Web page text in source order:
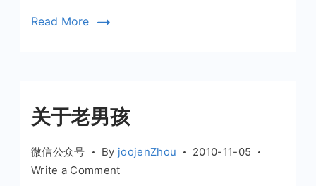
Read More
关于老男孩
微信公众号 By joojenZhou
2010-11-05
Write a Commenton